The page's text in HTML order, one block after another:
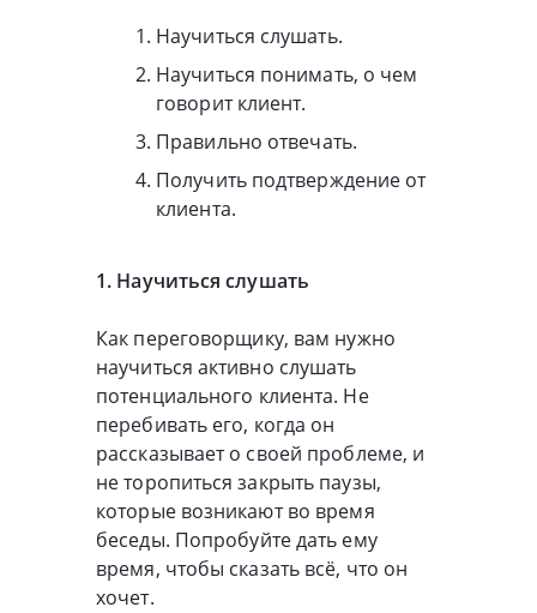
Научиться слушать.
Научиться понимать, о чем
говорит клиент.
Правильно отвечать.
Получить подтверждение от
клиента.
1. Научиться слушать
Как переговорщику, вам нужно
научиться активно слушать
потенциального клиента. Не
перебивать его, когда он
рассказывает о своей проблеме, и
не торопиться закрыть паузы,
которые возникают во время
беседы. Попробуйте дать ему
время, чтобы сказать всё, что он
хочет.